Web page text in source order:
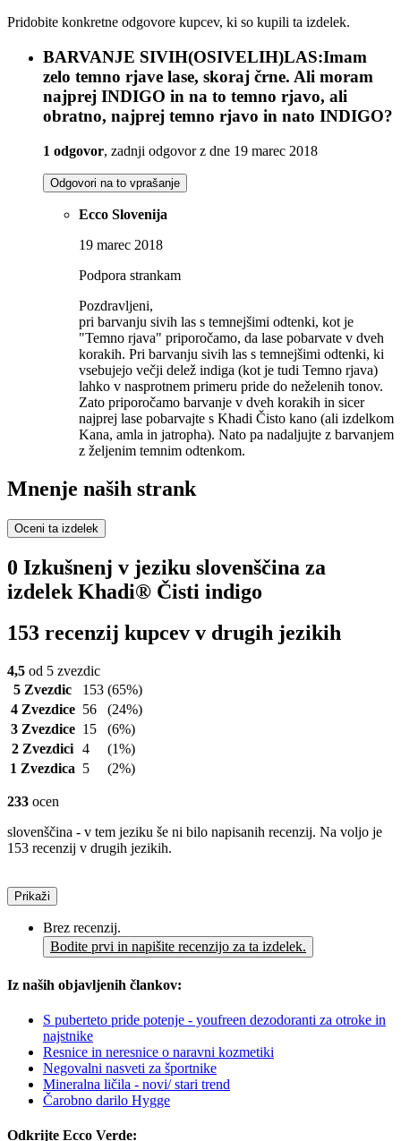
Pridobite konkretne odgovore kupcev, ki so kupili ta izdelek.
BARVANJE SIVIH(OSIVELIH)LAS:Imam
zelo temno rjave lase, skoraj črne. Ali moram
najprej INDIGO in na to temno rjavo, ali
obratno, najprej temno rjavo in nato INDIGO?
1 odgovor, zadnji odgovor z dne 19 marec 2018
Odgovori na to vprašanje
Ecco Slovenija
19 marec 2018
Podpora strankam
Pozdravljeni,
pri barvanju sivih las s temnejšimi odtenki, kot je
"Temno rjava" priporočamo, da lase pobarvate v dveh
korakih. Pri barvanju sivih las s temnejšimi odtenki, ki
vsebujejo večji delež indiga (kot je tudi Temno rjava)
lahko v nasprotnem primeru pride do neželenih tonov.
Zato priporočamo barvanje v dveh korakih in sicer
najprej lase pobarvajte s Khadi Čisto kano (ali izdelkom
Kana, amla in jatropha). Nato pa nadaljujte z barvanjem
z željenim temnim odtenkom.
Mnenje naših strank
Oceni ta izdelek
0 Izkušnenj v jeziku slovenščina za
izdelek Khadi® Čisti indigo
153 recenzij kupcev v drugih jezikih
4,5 od 5 zvezdic
5 Zvezdic
153 (65%)
4 Zvezdice 56
(24%)
3 Zvezdice 15
(6%)
2 Zvezdici 4
(1%)
1 Zvezdica 5 (2%)
233 ocen
slovenščina - v tem jeziku še ni bilo napisanih recenzij. Na voljo je
153 recenzij v drugih jezikih.
Prikaži
Brez recenzij.
Bodite prvi in napišite recenzijo za ta izdelek.
Iz naših objavljenih člankov:
S puberteto pride potenje - youfreen dezodoranti za otroke in
najstnike
Resnice in neresnice o naravni kozmetiki
Negovalni nasveti za športnike
Mineralna ličila - novi/ stari trend
Čarobno darilo Hygge
Odkrijte Ecco Verde: